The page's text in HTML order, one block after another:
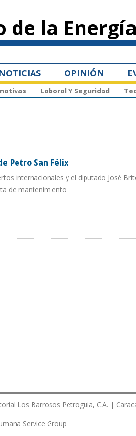
de la Energía
NOTICIAS OPINIÓN
Laboral Y Seguridad
Petro San Félix
internacionales y el diputado José
de mantenimiento
Los Barrosos Petroguia, C.A. |
Service Group